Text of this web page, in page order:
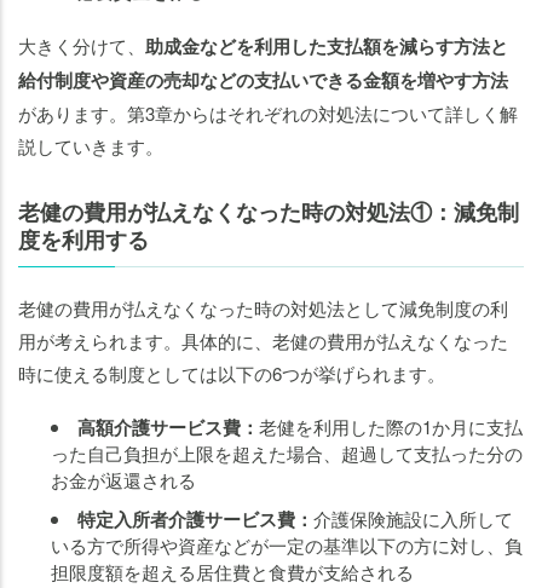
大きく分けて、 助成金などを利用した支払額を減らす方法と
給付制度や資産の売却などの支払いできる金額を増やす方法
があります。第3章からはそれぞれの対処法について詳しく解
説していきます。
老健の費用が払えなくなった時の対処法①：減免制
度を利用する
老健の費用が払えなくなった時の対処法として減免制度の利
用が考えられます。具体的に、老健の費用が払えなくなった
時に使える制度としては以下の6つが挙げられます。
高額介護サービス費： 老健を利用した際の1か月に支払
った自己負担が上限を超えた場合、超過して支払った分の
お金が返還される
特定入所者介護サービス費： 介護保険施設に入所して
いる方で所得や資産などが一定の基準以下の方に対し、負
担限度額を超える居住費と食費が支給される